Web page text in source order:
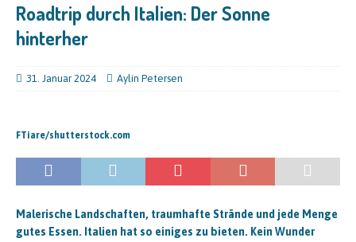
Roadtrip durch Italien: Der Sonne
hinterher
31. Januar 2024 Aylin Petersen
FTiare/shutterstock.com
Malerische Landschaften, traumhafte Strände und jede Menge
gutes Essen. Italien hat so einiges zu bieten. Kein Wunder